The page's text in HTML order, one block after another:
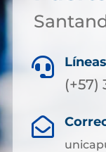

(+57)
